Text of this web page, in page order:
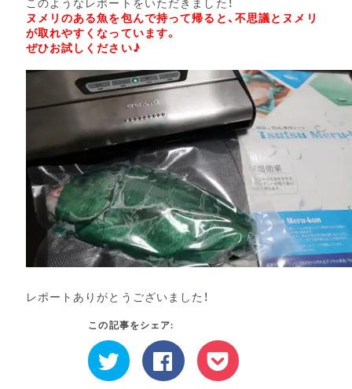
ヌメリのある魚を包んで持って帰ると、不思議とヌメリ
が取れやすくなっています。
ぜひお試しください♪
レポートありがとうございました！
この記事をシェア:
ク
リ
ッ
ク
Facebook
で
共
有
ク
リ
ッ
ク